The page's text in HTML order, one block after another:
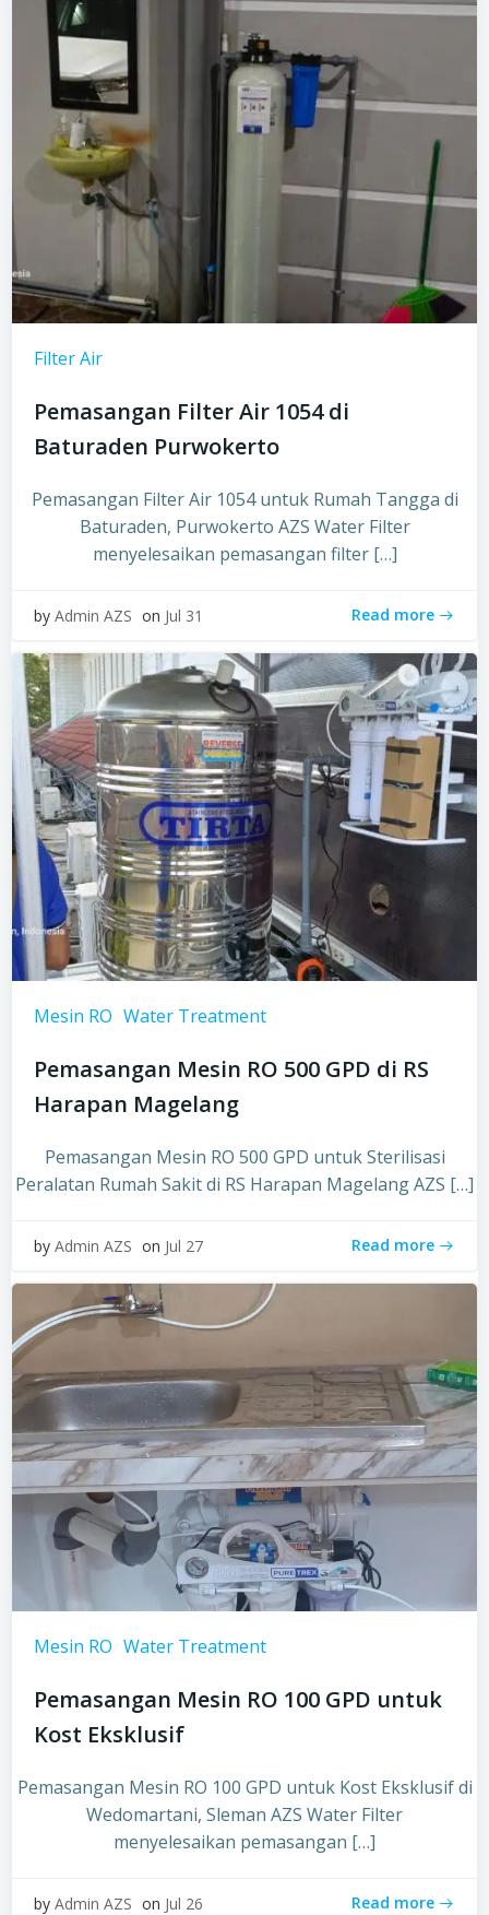
Filter Air
Pemasangan Filter Air 1054 di
Baturaden Purwokerto
Pemasangan Filter Air 1054 untuk Rumah Tangga di
Baturaden, Purwokerto AZS Water Filter
menyelesaikan pemasangan filter […]
by Admin AZS on Jul 31 Read more
Mesin RO Water Treatment
Pemasangan Mesin RO 500 GPD di RS
Harapan Magelang
Pemasangan Mesin RO 500 GPD untuk Sterilisasi
Peralatan Rumah Sakit di RS Harapan Magelang AZS […]
by Admin AZS on Jul 27 Read more
Mesin RO Water Treatment
Pemasangan Mesin RO 100 GPD untuk
Kost Eksklusif
Pemasangan Mesin RO 100 GPD untuk Kost Eksklusif di
Wedomartani, Sleman AZS Water Filter
menyelesaikan pemasangan […]
by Admin AZS on Jul 26 Read more